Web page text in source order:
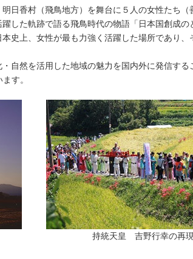
日香村（飛鳥地方）を舞台に５人の女性たち（
した軌跡で語る飛鳥時代の物語「日本国創成の
史上、女性が最も力強く活躍した場所であり、
自然を活用した地域の魅力を国内外に発信する
す。
持統天皇 吉野行幸の再現